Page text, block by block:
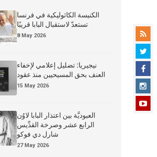
الكنيسة الكاثوليكية في فرنسا
تستعدّ لاستقبال البابا قريبًا
8 May 2026
نيجيريا: تضليل إعلامي لإخفاء
العنف بحق المسيحيين منذ عقود
15 May 2026
العبوديَّة بين اعتذار البابا لاوُن
الرابع عشر وصرخة القدِّيس
شارل دي فوكو
27 May 2026